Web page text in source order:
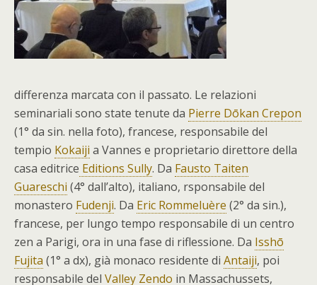
differenza marcata con il passato. Le relazioni
seminariali sono state tenute da Pierre Dōkan Crepon
(1° da sin. nella foto), francese, responsabile del
tempio Kokaiji a Vannes e proprietario direttore della
casa editrice Editions Sully. Da Fausto Taiten
Guareschi (4° dall’alto), italiano, rsponsabile del
monastero Fudenji. Da Eric Rommeluère (2° da sin.),
francese, per lungo tempo responsabile di un centro
zen a Parigi, ora in una fase di riflessione. Da Isshō
Fujita (1° a dx), già monaco residente di Antaiji, poi
responsabile del Valley Zendo in Massachussets,